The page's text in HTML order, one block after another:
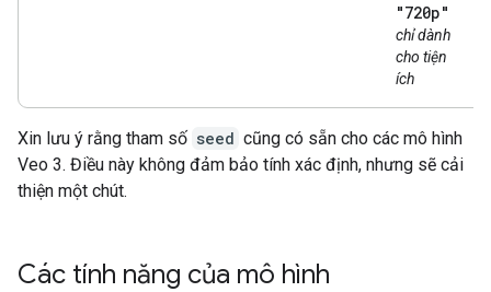
"720p"
chỉ dành
cho tiện
ích
Xin lưu ý rằng tham số seed cũng có sẵn cho các mô hình
Veo 3. Điều này không đảm bảo tính xác định, nhưng sẽ cải
thiện một chút.
Các tính năng của mô hình